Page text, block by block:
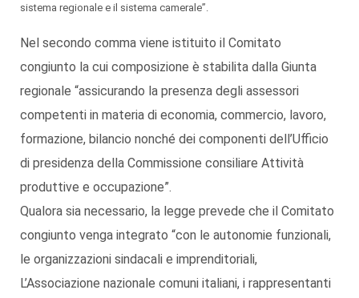
sistema regionale e il sistema camerale”.
Nel secondo comma viene istituito il Comitato
congiunto la cui composizione è stabilita dalla Giunta
regionale “assicurando la presenza degli assessori
competenti in materia di economia, commercio, lavoro,
formazione, bilancio nonché dei componenti dell’Ufficio
di presidenza della Commissione consiliare Attività
produttive e occupazione”.
Qualora sia necessario, la legge prevede che il Comitato
congiunto venga integrato “con le autonomie funzionali,
le organizzazioni sindacali e imprenditoriali,
L’Associazione nazionale comuni italiani, i rappresentanti